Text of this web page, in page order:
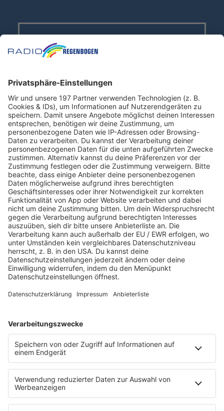
RADIO REGENBOGEN
JETZT ABSPIELEN
Es läuft:
CAMILLE HARKINS mit COME ON